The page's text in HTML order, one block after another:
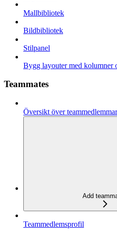
Mallbibliotek
Bildbibliotek
Stilpanel
Bygg layouter med kolumner
Teammates
Översikt över teammedlemmar
Add
Teammedlemsprofil